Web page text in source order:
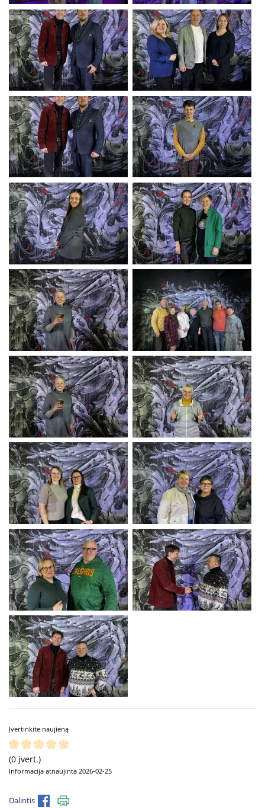
Įvertinkite naujieną
(0 įvert.)
Informacija atnaujinta 2026-02-25
Dalintis